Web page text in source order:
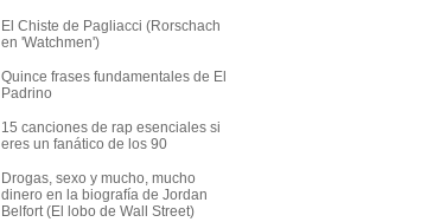
El Chiste de Pagliacci (Rorschach
en 'Watchmen')
Quince frases fundamentales de El
Padrino
15 canciones de rap esenciales si
eres un fanático de los 90
Drogas, sexo y mucho, mucho
dinero en la biografía de Jordan
Belfort (El lobo de Wall Street)